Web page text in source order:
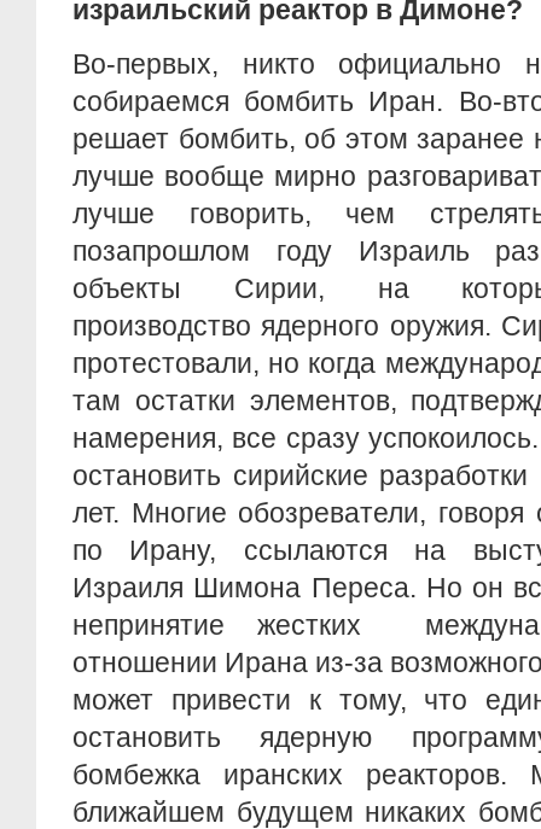
израильский реактор в Димоне?
Во-первых, никто официально
собираемся бомбить Иран. Во-
решает бомбить, об этом заранее
лучше вообще мирно
лучше говорить, чем
позапрошлом году Израиль
объекты Сирии, на
производство ядерного оружия.
протестовали, но когда
там остатки элементов,
намерения, все сразу
остановить сирийские
лет. Многие обозреватели,
по Ирану, ссылаются на
Израиля Шимона Переса. Но он
непринятие жестких
отношении Ирана из-за
может привести к тому, что
остановить ядерную
бомбежка иранских
ближайшем будущем никаких